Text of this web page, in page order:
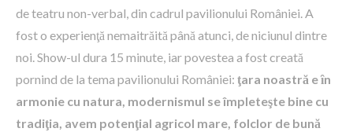
de teatru non-verbal, din cadrul pavilionului României. A
fost o experienţă nemaitrăită până atunci, de niciunul dintre
noi. Show-ul dura 15 minute, iar povestea a fost creată
pornind de la tema pavilionului României: ţara noastră e ȋn
armonie cu natura, modernismul se împleteşte bine cu
tradiţia, avem potenţial agricol mare, folclor de bună